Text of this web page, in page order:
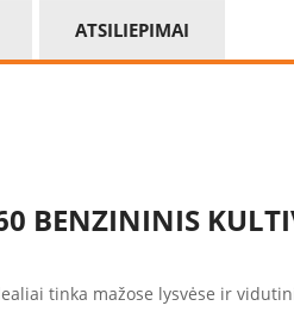
ATSILIEPIMAI
BENZININIS
tinka mažose lysvėse ir